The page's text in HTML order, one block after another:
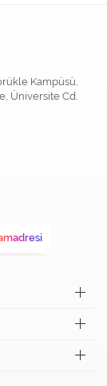
Kampüsü,
Üniversite Cd.